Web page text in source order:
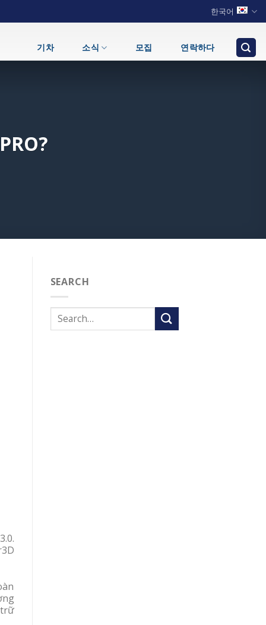
한국어
기차 소식 모집 연락하다
SEARCH